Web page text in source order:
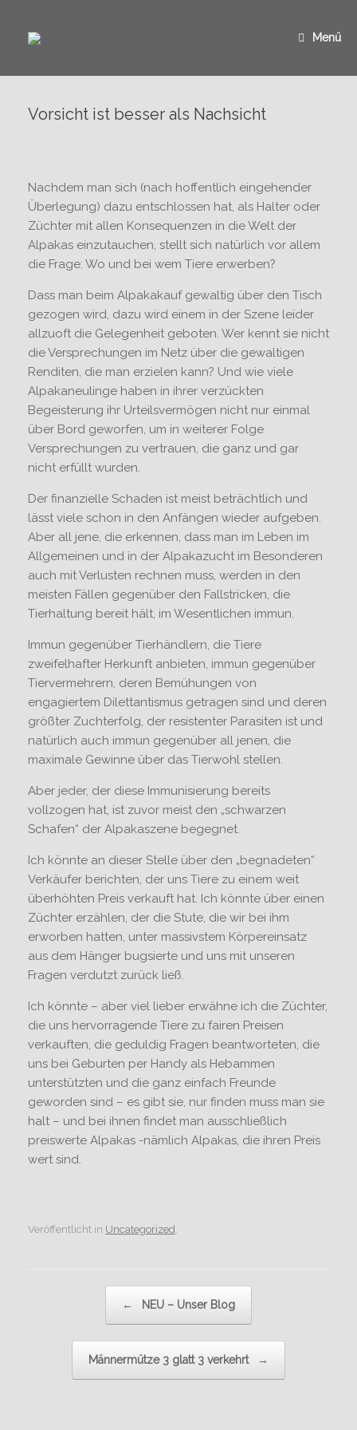
springen
Menü
Vorsicht ist besser als Nachsicht
Nachdem man sich (nach hoffentlich eingehender
Überlegung) dazu entschlossen hat, als Halter oder
Züchter mit allen Konsequenzen in die Welt der
Alpakas einzutauchen, stellt sich natürlich vor allem
die Frage: Wo und bei wem Tiere erwerben?
Dass man beim Alpakakauf gewaltig über den Tisch
gezogen wird, dazu wird einem in der Szene leider
allzuoft die Gelegenheit geboten. Wer kennt sie nicht
die Versprechungen im Netz über die gewaltigen
Renditen, die man erzielen kann? Und wie viele
Alpakaneulinge haben in ihrer verzückten
Begeisterung ihr Urteilsvermögen nicht nur einmal
über Bord geworfen, um in weiterer Folge
Versprechungen zu vertrauen, die ganz und gar
nicht erfüllt wurden.
Der finanzielle Schaden ist meist beträchtlich und
lässt viele schon in den Anfängen wieder aufgeben.
Aber all jene, die erkennen, dass man im Leben im
Allgemeinen und in der Alpakazucht im Besonderen
auch mit Verlusten rechnen muss, werden in den
meisten Fällen gegenüber den Fallstricken, die
Tierhaltung bereit hält, im Wesentlichen immun.
Immun gegenüber Tierhändlern, die Tiere
zweifelhafter Herkunft anbieten, immun gegenüber
Tiervermehrern, deren Bemühungen von
engagiertem Dilettantismus getragen sind und deren
größter Zuchterfolg, der resistenter Parasiten ist und
natürlich auch immun gegenüber all jenen, die
maximale Gewinne über das Tierwohl stellen.
Aber jeder, der diese Immunisierung bereits
vollzogen hat, ist zuvor meist den „schwarzen
Schafen“ der Alpakaszene begegnet.
Ich könnte an dieser Stelle über den „begnadeten“
Verkäufer berichten, der uns Tiere zu einem weit
überhöhten Preis verkauft hat. Ich könnte über einen
Züchter erzählen, der die Stute, die wir bei ihm
erworben hatten, unter massivstem Körpereinsatz
aus dem Hänger bugsierte und uns mit unseren
Fragen verdutzt zurück ließ.
Ich könnte – aber viel lieber erwähne ich die Züchter,
die uns hervorragende Tiere zu fairen Preisen
verkauften, die geduldig Fragen beantworteten, die
uns bei Geburten per Handy als Hebammen
unterstützten und die ganz einfach Freunde
geworden sind – es gibt sie, nur finden muss man sie
halt – und bei ihnen findet man ausschließlich
preiswerte Alpakas -nämlich Alpakas, die ihren Preis
wert sind.
Veröffentlicht in Uncategorized
← NEU – Unser Blog
Männermütze 3 glatt 3 verkehrt →